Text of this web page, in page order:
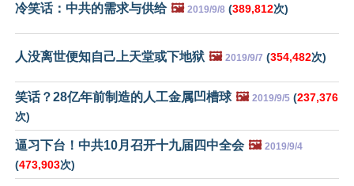
冷笑话：中共的需求与供给 🖼️ 2019/9/8 (389,812次)
人没离世便知自己上天堂或下地狱 🖼️ 2019/9/7 (354,482次)
笑话？28亿年前制造的人工金属凹槽球 🖼️ 2019/9/5 (237,376
次)
逼习下台！中共10月召开十九届四中全会 🖼️ 2019/9/4
(473,903次)